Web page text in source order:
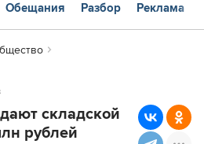
Обещания Разбор Реклама
складской
рублей